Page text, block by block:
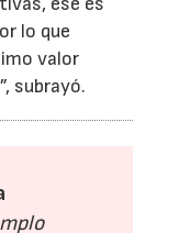
lo que
valor
subrayó.